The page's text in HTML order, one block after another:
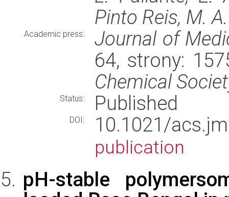
Pinto Reis, M.
Academic press:
Journal of
64, strony:
Chemical
Status: Published
DOI: 10.1021/
publication
pH-stable